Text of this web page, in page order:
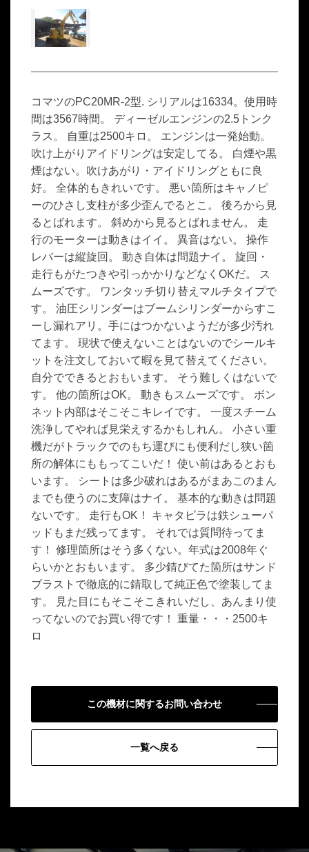
コマツのPC20MR-2型. シリアルは16334。使用時
間は3567時間。 ディーゼルエンジンの2.5トンク
ラス。 自重は2500キロ。 エンジンは一発始動。
吹け上がりアイドリングは安定してる。 白煙や黒
煙はない。吹けあがり・アイドリングともに良
好。 全体的もきれいです。 悪い箇所はキャノピ
ーのひさし支柱が多少歪んでるとこ。 後ろから見
るとばれます。 斜めから見るとばれません。 走
行のモーターは動きはイイ。 異音はない。 操作
レバーは縦旋回。 動き自体は問題ナイ。 旋回・
走行もがたつきや引っかかりなどなくOKだ。 ス
ムーズです。 ワンタッチ切り替えマルチタイプで
す。 油圧シリンダーはブームシリンダーからすこ
ーし漏れアリ。手にはつかないようだが多少汚れ
てます。 現状で使えないことはないのでシールキ
ットを注文しておいて暇を見て替えてください。
自分でできるとおもいます。 そう難しくはないで
す。 他の箇所はOK。 動きもスムーズです。 ボン
ネット内部はそこそこキレイです。 一度スチーム
洗浄してやれば見栄えするかもしれん。 小さい重
機だがトラックでのもち運びにも便利だし狭い箇
所の解体にももってこいだ！ 使い前はあるとおも
います。 シートは多少破れはあるがまあこのまん
までも使うのに支障はナイ。 基本的な動きは問題
ないです。 走行もOK！ キャタピラは鉄シューパ
ッドもまだ残ってます。 それでは質問待ってま
す！ 修理箇所はそう多くない。年式は2008年ぐ
らいかとおもいます。 多少錆びてた箇所はサンド
ブラストで徹底的に錆取して純正色で塗装してま
す。 見た目にもそこそこきれいだし、あんまり使
ってないのでお買い得です！ 重量・・・2500キ
ロ
この機材に関するお問い合わせ
一覧へ戻る